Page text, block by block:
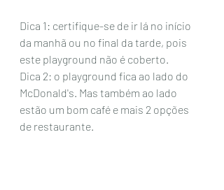
Dica 1: certifique-se de ir lá no início
da manhã ou no final da tarde, pois
este playground não é coberto.
Dica 2: o playground fica ao lado do
McDonald's. Mas também ao lado
estão um bom café e mais 2 opções
de restaurante.